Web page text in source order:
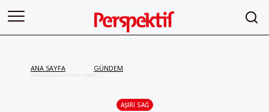
ANA SAYFA GÜNDEM
Almanya’da 674 Aşırı Sağcı
AŞIRI SAĞ